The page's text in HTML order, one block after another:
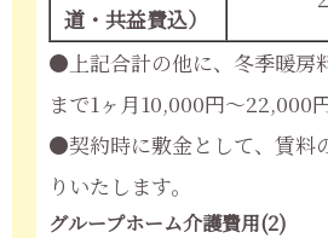
道・共益費込）
●上記合計の他に、冬季暖房
まで1ヶ月10,000円～22,000
●契約時に敷金として、賃料
りいたします。
グループホーム介護費用(2)